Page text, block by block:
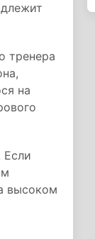
тренера
на
Если
высоком